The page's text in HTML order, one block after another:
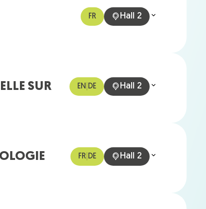
FR Hall 2
SUR
EN DE Hall 2
FR DE Hall 2